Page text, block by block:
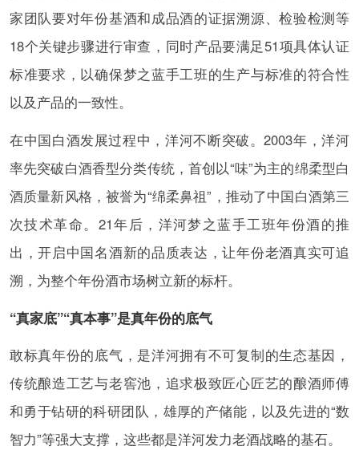
家团队要对年份基酒和成品酒的证据溯源、检验检测等
18个关键步骤进行审查，同时产品要满足51项具体认证
标准要求，以确保梦之蓝手工班的生产与标准的符合性
以及产品的一致性。
在中国白酒发展过程中，洋河不断突破。2003年，洋河
率先突破白酒香型分类传统，首创以“味”为主的绵柔型白
酒质量新风格，被誉为“绵柔鼻祖”，推动了中国白酒第三
次技术革命。21年后，洋河梦之蓝手工班年份酒的推
出，开启中国名酒新的品质表达，让年份老酒真实可追
溯，为整个年份酒市场树立新的标杆。
“真家底”“真本事”是真年份的底气
敢标真年份的底气，是洋河拥有不可复制的生态基因，
传统酿造工艺与老窖池，追求极致匠心匠艺的酿酒师傅
和勇于钻研的科研团队，雄厚的产储能，以及先进的“数
智力”等强大支撑，这些都是洋河发力老酒战略的基石。